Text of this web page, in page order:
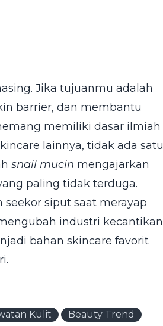
Jika tujuanmu adalah
barrier, dan membantu
memiliki dasar ilmiah
lainnya, tidak ada satu
snail mucin mengajarkan
paling tidak terduga.
siput saat merayap
industri kecantikan
bahan skincare favorit
Kulit Beauty Trend